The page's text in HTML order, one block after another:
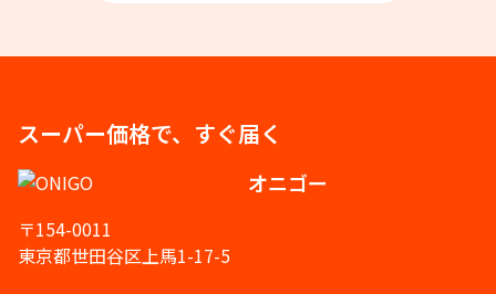
スーパー価格で、すぐ届く
オニゴー
〒154-0011
東京都世田谷区上馬1-17-5